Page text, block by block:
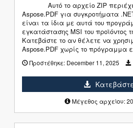
Αυτό το αρχείο ZIP
Aspose.PDF για συγκροτήματα
είναι τα ίδια με αυτά του
εγκατάστασης MSI του προϊόντος
Κατεβάστε το αν θέλετε να
Aspose.PDF χωρίς το πρόγραμμα
Προστέθηκε: December 11, 2025
Μέγεθος αρχείου: